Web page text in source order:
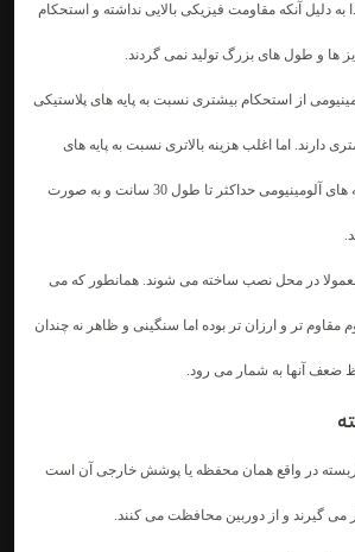
به دلیل آنکه مقاومت فیزیکی بالایی نداشته و استحکام
ها و طول های بزرگ تولید نمی گردند.
از استحکام بیشتری نسبت به پایه های پلاستیکی
دارند. اما اغلب هزینه بالاتری نسبت به پایه های
پلاستیکی دارند. معمولا پایه های آلومینیومی حداکثر تا طول 30 سانت و به صورت
معمولا در محل نصب ساخته می شوند. همانطور که می
مقاوم تر و ارزان تر بوده اما سنگینی و ظاهر نه چندان
ضعف آنها به شمار می رود.
در واقع همان محفظه یا پوشش خارجی آن است
می گیرند و از دوربین محافظت می کنند.